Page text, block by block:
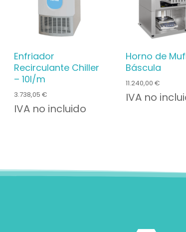
Enfriador
Recirculante Chiller
– 10l/m
3.738,05€
IVA no incluido
Horno de
Báscula
11.240,00 €
IVA no